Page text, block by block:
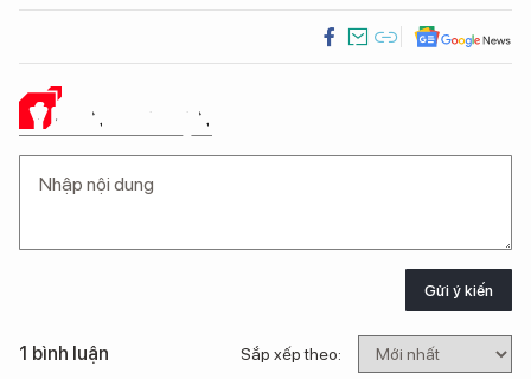
Ý KIẾN CỦA BẠN
Gửi ý kiến
1 bình luận Sắp xếp theo: